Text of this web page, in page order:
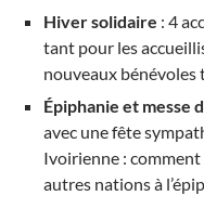
Hiver solidaire : 4
tant pour les
nouveaux bénévoles
Épiphanie et messe
avec une fête
Ivoirienne : comment
autres nations à